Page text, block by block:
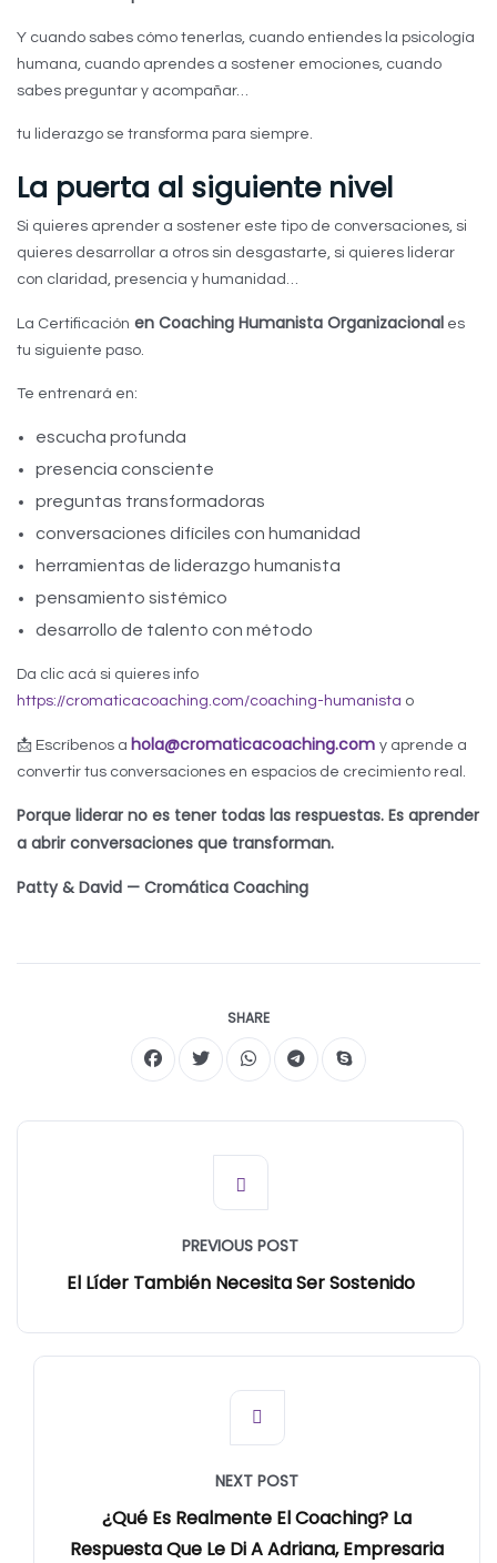
Y cuando sabes cómo tenerlas, cuando entiendes la psicología
humana, cuando aprendes a sostener emociones, cuando
sabes preguntar y acompañar…
tu liderazgo se transforma para siempre.
La puerta al siguiente nivel
Si quieres aprender a sostener este tipo de conversaciones, si
quieres desarrollar a otros sin desgastarte, si quieres liderar
con claridad, presencia y humanidad…
La Certificación en Coaching Humanista Organizacional es
tu siguiente paso.
Te entrenará en:
escucha profunda
presencia consciente
preguntas transformadoras
conversaciones difíciles con humanidad
herramientas de liderazgo humanista
pensamiento sistémico
desarrollo de talento con método
Da clic acá si quieres info
https://cromaticacoaching.com/coaching-humanista o
📩 Escríbenos a hola@cromaticacoaching.com y aprende a
convertir tus conversaciones en espacios de crecimiento real.
Porque liderar no es tener todas las respuestas. Es aprender
a abrir conversaciones que transforman.
Patty & David — Cromática Coaching
SHARE
PREVIOUS POST
El Líder También Necesita Ser Sostenido
NEXT POST
¿Qué Es Realmente El Coaching? La
Respuesta Que Le Di A Adriana, Empresaria